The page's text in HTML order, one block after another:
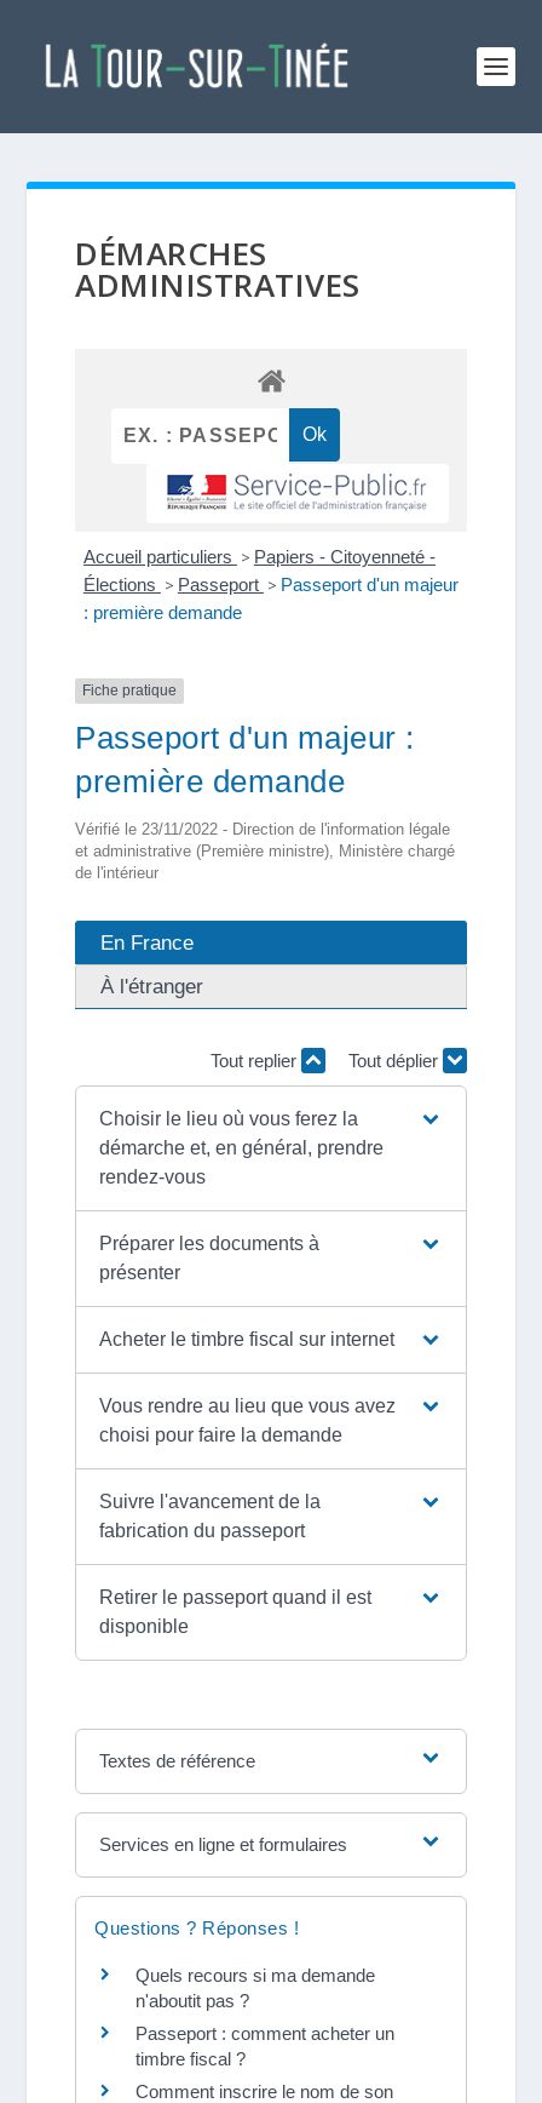
DÉMARCHES
ADMINISTRATIVES
Accueil particuliers > Papiers - Citoyenneté -
Élections > Passeport > Passeport d'un majeur
: première demande
Fiche pratique
Passeport d'un majeur :
première demande
Vérifié le 23/11/2022 - Direction de l'information légale
et administrative (Première ministre), Ministère chargé
de l'intérieur
En France
À l'étranger
Tout replier Tout déplier
Choisir le lieu où vous ferez la
démarche et, en général, prendre
rendez-vous
Préparer les documents à
présenter
Acheter le timbre fiscal sur internet
Vous rendre au lieu que vous avez
choisi pour faire la demande
Suivre l'avancement de la
fabrication du passeport
Retirer le passeport quand il est
disponible
Textes de référence
Services en ligne et formulaires
Questions ? Réponses !
Quels recours si ma demande
n'aboutit pas ?
Passeport : comment acheter un
timbre fiscal ?
Comment inscrire le nom de son